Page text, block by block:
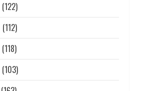
(122)
(112)
(118)
(103)